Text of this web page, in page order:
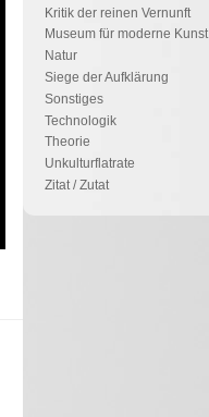
Kritik der reinen Vernunft
Museum für moderne Kunst
Natur
Siege der Aufklärung
Sonstiges
Technologik
Theorie
Unkulturflatrate
Zitat / Zutat